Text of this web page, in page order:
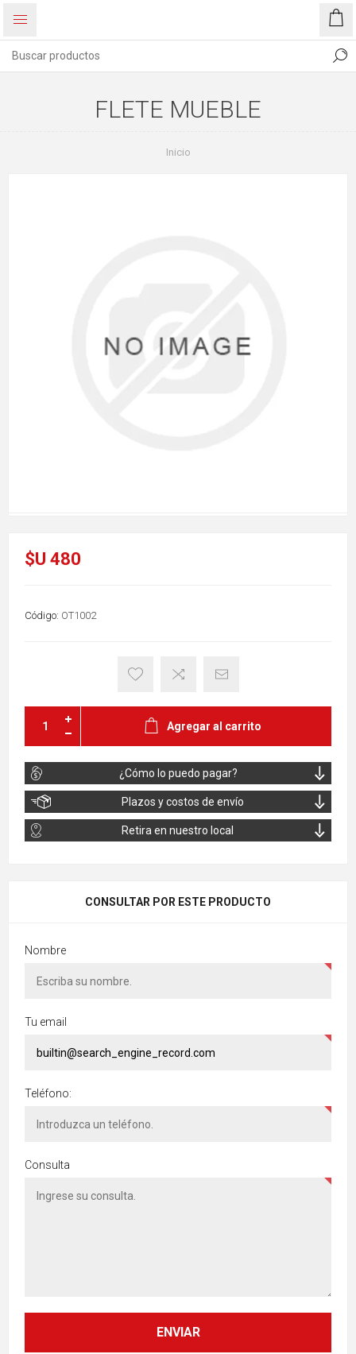
FLETE MUEBLE
Inicio
$U 480
Código: OT1002
Agregar al carrito
¿Cómo lo puedo pagar?
Plazos y costos de envío
Retira en nuestro local
CONSULTAR POR ESTE PRODUCTO
Nombre
Tu email
Teléfono:
Consulta